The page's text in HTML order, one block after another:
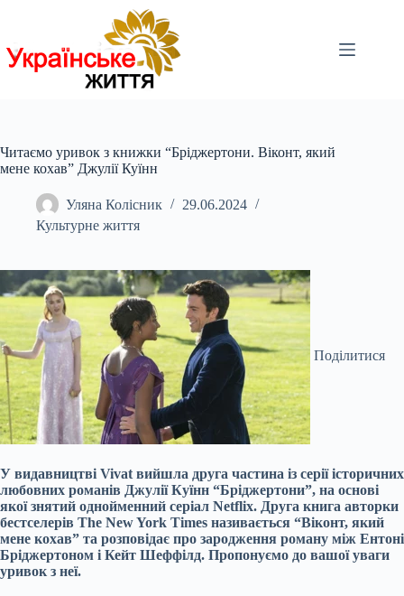
Читаємо уривок з книжки “Бріджертони. Віконт, який
мене кохав” Джулії Куїнн
Уляна Колісник
29.06.2024
Культурне життя
Поділитися
У видавництві Vivat вийшла друга частина із серії історичних
любовних романів Джулії Куїнн “Бріджертони”, на основі
якої знятий однойменний серіал Netflix. Друга книга авторки
бестселерів The New York Times називається “Віконт, який
мене кохав” та розповідає про зародження роману між Ентоні
Бріджертоном і Кейт Шеффілд. Пропонуємо до вашої уваги
уривок з неї.